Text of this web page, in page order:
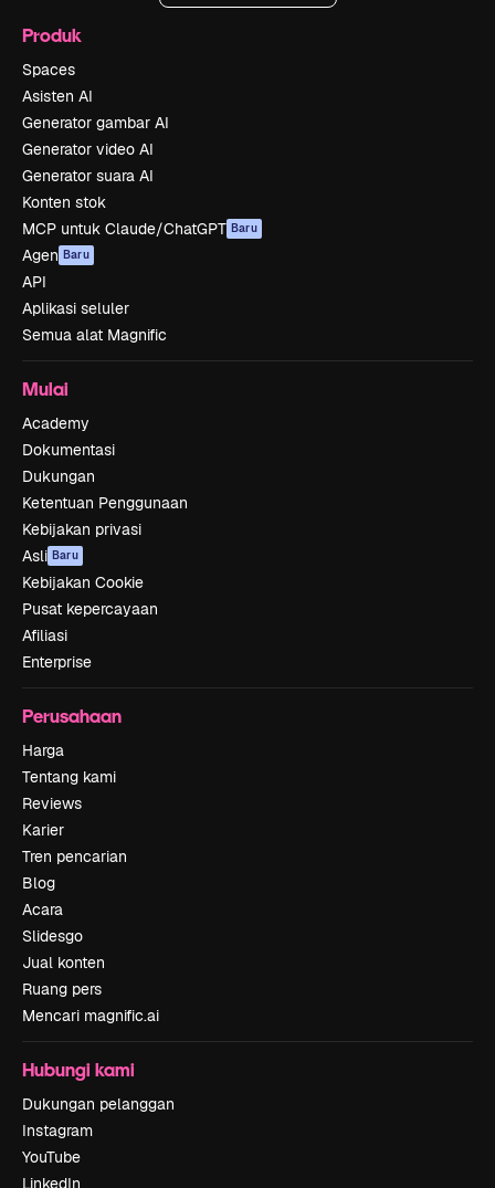
Produk
Spaces
Asisten AI
Generator gambar AI
Generator video AI
Generator suara AI
Konten stok
MCP untuk Claude/ChatGPT Baru
Agen Baru
API
Aplikasi seluler
Semua alat Magnific
Mulai
Academy
Dokumentasi
Dukungan
Ketentuan Penggunaan
Kebijakan privasi
Asli Baru
Kebijakan Cookie
Pusat kepercayaan
Afiliasi
Enterprise
Perusahaan
Harga
Tentang kami
Reviews
Karier
Tren pencarian
Blog
Acara
Slidesgo
Jual konten
Ruang pers
Mencari magnific.ai
Hubungi kami
Dukungan pelanggan
Instagram
YouTube
LinkedIn